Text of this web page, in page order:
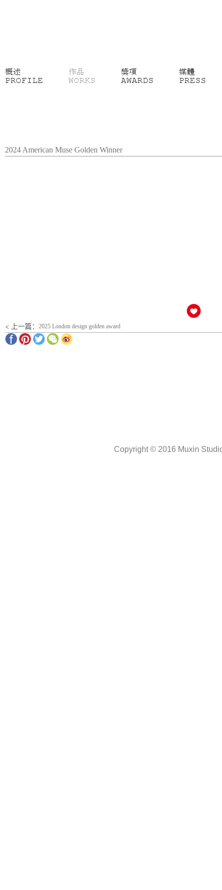
概述
PROFILE
作品
WORKS
獎項
AWARDS
媒體
PRESS
2024 American Muse Golden Winner
< 上一篇： 2025 London design golden award
Copyright © 2016 Muxin